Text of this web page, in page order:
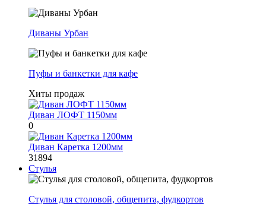
Диваны Урбан
Пуфы и банкетки для кафе
Хиты продаж
Диван ЛОФТ 1150мм
0
Диван Каретка 1200мм
31894
Стулья
Стулья для столовой, общепита, фудкортов